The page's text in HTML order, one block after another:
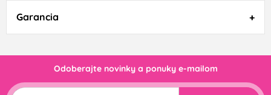
Garancia
Odoberajte novinky a ponuky e-mailom